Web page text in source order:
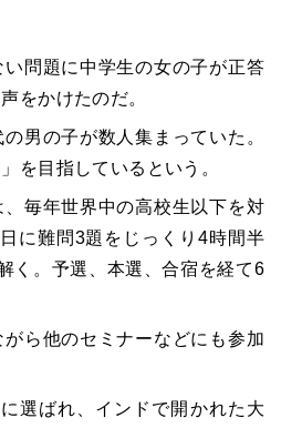
問題に中学生の女の子が正答
をかけたのだ。
男の子が数人集まっていた。
を目指しているという。
毎年世界中の高校生以下を対
に難問3題をじっくり4時間半
く。予選、本選、合宿を経て6
ら他のセミナーなどにも参加
選ばれ、インドで開かれた大